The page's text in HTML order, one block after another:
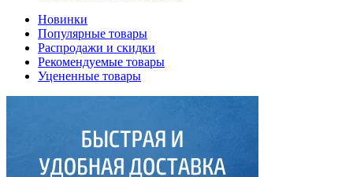
Новинки
Популярные товары
Распродажи и скидки
Рекомендуемые товары
Уцененные товары